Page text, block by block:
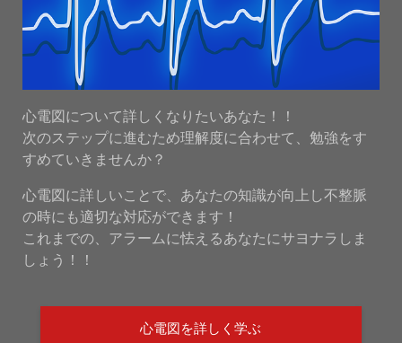
心電図について詳しくなりたいあなた！！
次のステップに進むため理解度に合わせて、勉強をす
すめていきませんか？
心電図に詳しいことで、あなたの知識が向上し不整脈
の時にも適切な対応ができます！
これまでの、アラームに怯えるあなたにサヨナラしま
しょう！！
心電図を詳しく学ぶ